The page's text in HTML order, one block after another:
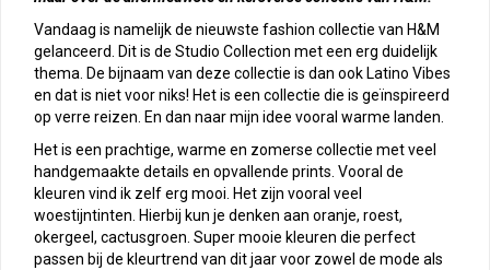
Vandaag is namelijk de nieuwste fashion collectie van H&M
gelanceerd. Dit is de Studio Collection met een erg duidelijk
thema. De bijnaam van deze collectie is dan ook Latino Vibes
en dat is niet voor niks! Het is een collectie die is geïnspireerd
op verre reizen. En dan naar mijn idee vooral warme landen.
Het is een prachtige, warme en zomerse collectie met veel
handgemaakte details en opvallende prints. Vooral de
kleuren vind ik zelf erg mooi. Het zijn vooral veel
woestijntinten. Hierbij kun je denken aan oranje, roest,
okergeel, cactusgroen. Super mooie kleuren die perfect
passen bij de kleurtrend van dit jaar voor zowel de mode als